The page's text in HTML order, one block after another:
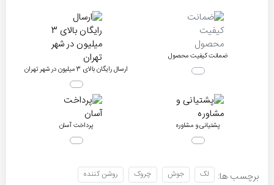
ضمانت کیفیت محصول
ارسال رایگان بالای 3 میلیون در شهر تهران
پشتیانی و مشاوره پرداخت آسان
برچسب ها: لک جوش چروک روشن کننده